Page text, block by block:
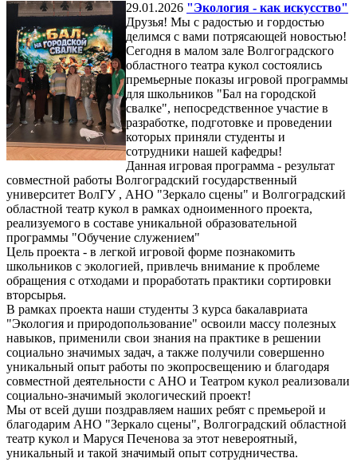
29.01.2026 "Экология - как искусство"
Друзья! Мы с радостью и гордостью
делимся с вами потрясающей новостью!
Сегодня в малом зале Волгоградского
областного театра кукол состоялись
премьерные показы игровой программы
для школьников "Бал на городской
свалке", непосредственное участие в
разработке, подготовке и проведении
которых приняли студенты и
сотрудники нашей кафедры!
Данная игровая программа - результат
совместной работы Волгоградский государственный
университет ВолГУ , АНО "Зеркало сцены" и Волгоградский
областной театр кукол в рамках одноименного проекта,
реализуемого в составе уникальной образовательной
программы "Обучение служением"
Цель проекта - в легкой игровой форме познакомить
школьников с экологией, привлечь внимание к проблеме
обращения с отходами и проработать практики сортировки
вторсырья.
В рамках проекта наши студенты 3 курса бакалавриата
"Экология и природопользование" освоили массу полезных
навыков, применили свои знания на практике в решении
социально значимых задач, а также получили совершенно
уникальный опыт работы по экопросвещению и благодаря
совместной деятельности с АНО и Театром кукол реализовали
социально-значимый экологический проект!
Мы от всей души поздравляем наших ребят с премьерой и
благодарим АНО "Зеркало сцены", Волгоградский областной
театр кукол и Маруся Печенова за этот невероятный,
уникальный и такой значимый опыт сотрудничества.